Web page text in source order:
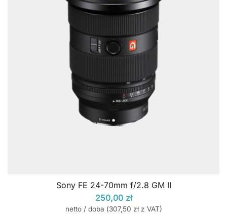
Sony FE 24-70mm f/2.8 GM II
250,00 zł
netto / doba (307,50 złz VAT)